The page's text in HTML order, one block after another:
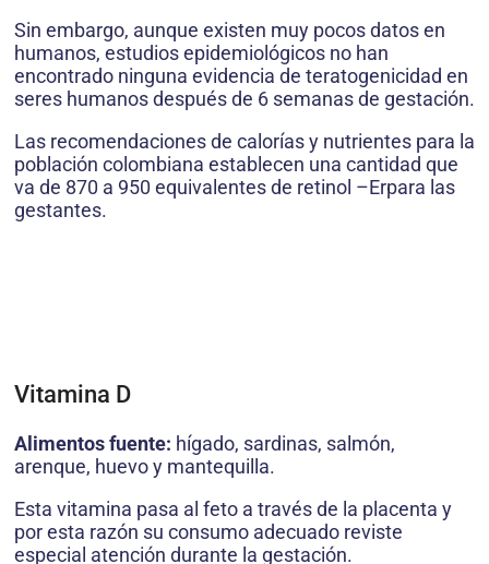
Sin embargo, aunque existen muy pocos datos en
humanos, estudios epidemiológicos no han
encontrado ninguna evidencia de teratogenicidad en
seres humanos después de 6 semanas de gestación.
Las recomendaciones de calorías y nutrientes para la
población colombiana establecen una cantidad que
va de 870 a 950 equivalentes de retinol –Erpara las
gestantes.
Vitamina D
Alimentos fuente: hígado, sardinas, salmón,
arenque, huevo y mantequilla.
Esta vitamina pasa al feto a través de la placenta y
por esta razón su consumo adecuado reviste
especial atención durante la gestación.